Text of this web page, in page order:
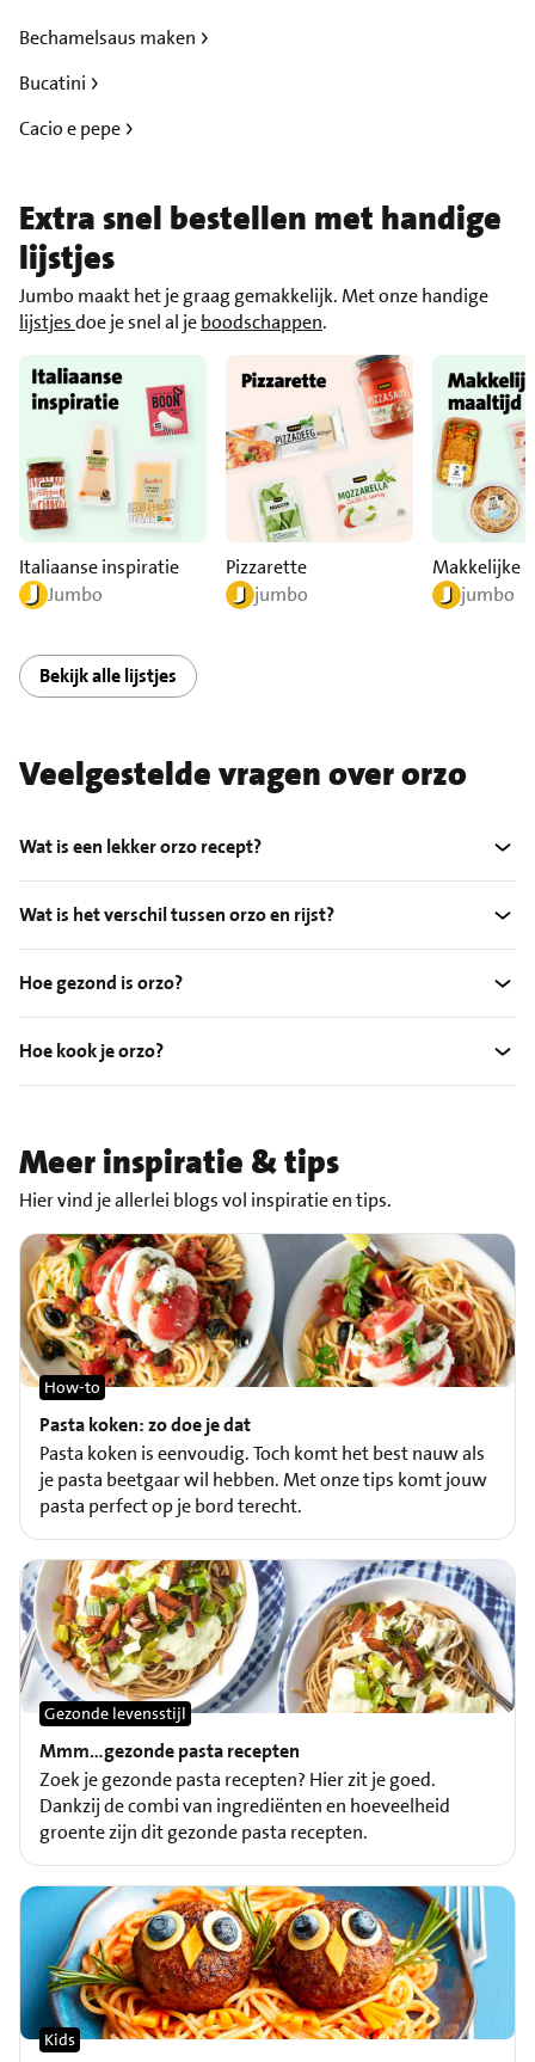
Bechamelsaus maken
Bucatini
Cacio e pepe
Extra snel bestellen met handige
lijstjes
Jumbo maakt het je graag gemakkelijk. Met onze handige
lijstjesdoe je snel al jeboodschappen.
Italiaanse inspiratie
Jumbo
Pizzarette
jumbo
Makkelijke
jumbo
Bekijk alle lijstjes
Veelgestelde vragen over orzo
Wat is een lekker orzo recept?
Wat is het verschil tussen orzo en rijst?
Hoe gezond is orzo?
Hoe kook je orzo?
Meer inspiratie & tips
Hier vind je allerlei blogs vol inspiratie en tips.
Pasta koken: zo doe je dat
How-to
Pasta koken is eenvoudig. Toch komt het best nauw als
je pasta beetgaar wil hebben. Met onze tips komt jouw
pasta perfect op je bord terecht.
Mmm…gezonde pasta recepten
Gezonde levensstijl
Zoek je gezonde pasta recepten? Hier zit je goed.
Dankzij de combi van ingrediënten en hoeveelheid
groente zijn dit gezonde pasta recepten.
Kids